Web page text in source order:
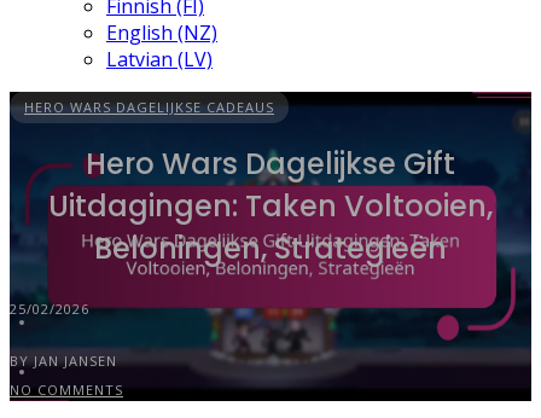
Finnish (FI)
English (NZ)
Latvian (LV)
HERO WARS DAGELIJKSE CADEAUS
Hero Wars Dagelijkse Gift
Uitdagingen: Taken Voltooien,
Beloningen, Strategieën
25/02/2026
BY JAN JANSEN
NO COMMENTS